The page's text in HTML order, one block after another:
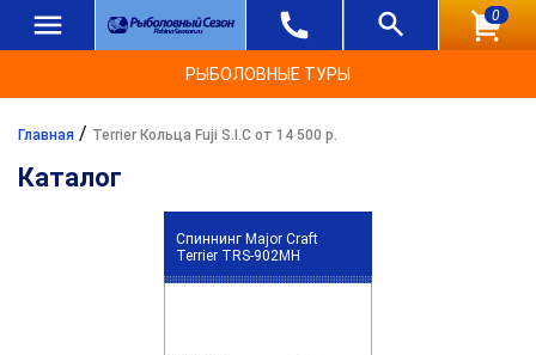
0
РЫБОЛОВНЫЕ ТУРЫ
Главная / Terrier Кольца Fuji S.I.C от 14 500 р.
Каталог
Спиннинг Major Craft
Terrier TRS-902MH